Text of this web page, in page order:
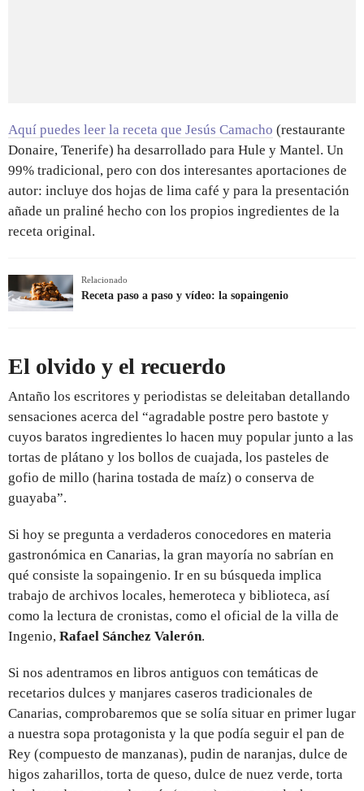
Aquí puedes leer la receta que Jesús Camacho (restaurante
Donaire, Tenerife) ha desarrollado para Hule y Mantel. Un
99% tradicional, pero con dos interesantes aportaciones de
autor: incluye dos hojas de lima café y para la presentación
añade un praliné hecho con los propios ingredientes de la
receta original.
Relacionado
Receta paso a paso y vídeo: la sopaingenio
El olvido y el recuerdo
Antaño los escritores y periodistas se deleitaban detallando
sensaciones acerca del “agradable postre pero bastote y
cuyos baratos ingredientes lo hacen muy popular junto a las
tortas de plátano y los bollos de cuajada, los pasteles de
gofio de millo (harina tostada de maíz) o conserva de
guayaba”.
Si hoy se pregunta a verdaderos conocedores en materia
gastronómica en Canarias, la gran mayoría no sabrían en
qué consiste la sopaingenio. Ir en su búsqueda implica
trabajo de archivos locales, hemeroteca y biblioteca, así
como la lectura de cronistas, como el oficial de la villa de
Ingenio, Rafael Sánchez Valerón.
Si nos adentramos en libros antiguos con temáticas de
recetarios dulces y manjares caseros tradicionales de
Canarias, comprobaremos que se solía situar en primer lugar
a nuestra sopa protagonista y la que podía seguir el pan de
Rey (compuesto de manzanas), pudin de naranjas, dulce de
higos zaharillos, torta de queso, dulce de nuez verde, torta